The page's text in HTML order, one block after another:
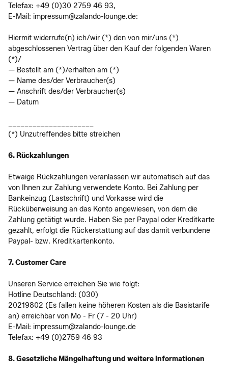
Telefax: +49 (0)30 2759 46 93,
E-Mail: impressum@zalando-lounge.de:
Hiermit widerrufe(n) ich/wir (*) den von mir/uns (*)
abgeschlossenen Vertrag über den Kauf der folgenden Waren
(*)/
— Bestellt am (*)/erhalten am (*)
— Name des/der Verbraucher(s)
— Anschrift des/der Verbraucher(s)
— Datum
(*) Unzutreffendes bitte streichen
6. Rückzahlungen
Etwaige Rückzahlungen veranlassen wir automatisch auf das
von Ihnen zur Zahlung verwendete Konto. Bei Zahlung per
Bankeinzug (Lastschrift) und Vorkasse wird die
Rücküberweisung an das Konto angewiesen, von dem die
Zahlung getätigt wurde. Haben Sie per Paypal oder Kreditkarte
gezahlt, erfolgt die Rückerstattung auf das damit verbundene
Paypal- bzw. Kreditkartenkonto.
7. Customer Care
Unseren Service erreichen Sie wie folgt:
Hotline Deutschland: (030)
20219802 (Es fallen keine höheren Kosten als die Basistarife
an) erreichbar von Mo - Fr (7 - 20 Uhr)
E-Mail: impressum@zalando-lounge.de
Telefax: +49 (0)2759 46 93
8. Gesetzliche Mängelhaftung und weitere Informationen